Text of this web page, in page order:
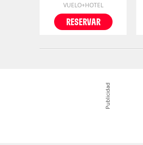
VUELO+HOTEL
RESERVAR
Publicidad